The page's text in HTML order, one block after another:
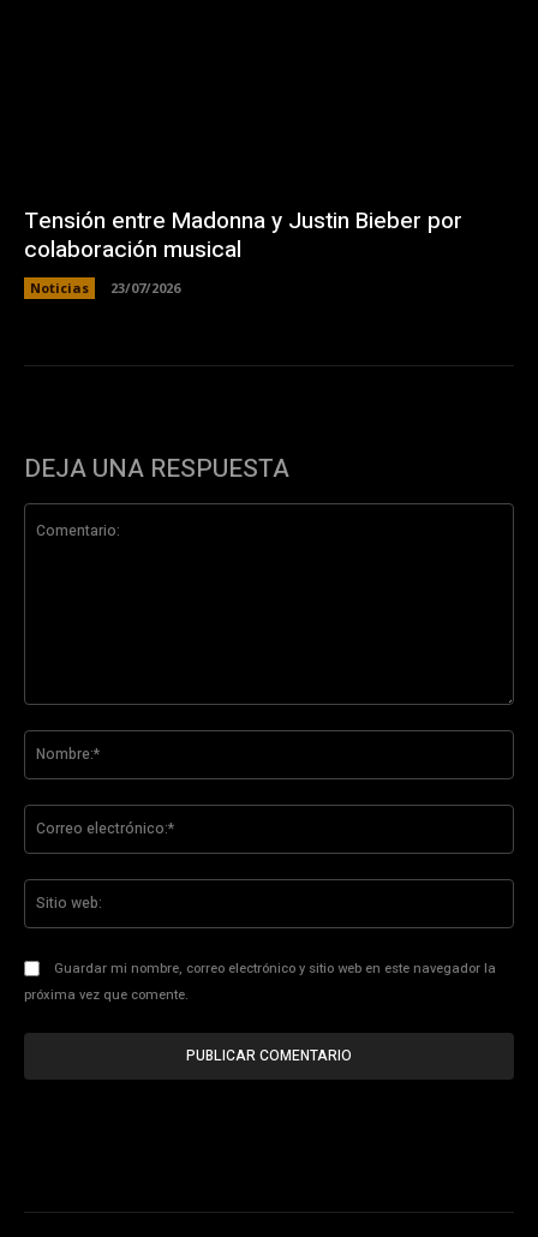
Tensión entre Madonna y Justin Bieber por
colaboración musical
Noticias 23/07/2026
DEJA UNA RESPUESTA
Guardar mi nombre, correo electrónico y sitio web en este navegador la
próxima vez que comente.